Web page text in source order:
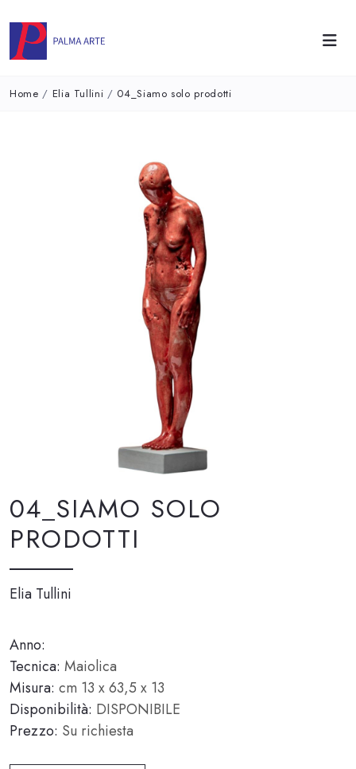
Home / Elia Tullini / 04_Siamo solo prodotti
04_SIAMO SOLO
PRODOTTI
Elia Tullini
Anno:
Tecnica: Maiolica
Misura: cm 13 x 63,5 x 13
Disponibilità: DISPONIBILE
Prezzo: Su richiesta